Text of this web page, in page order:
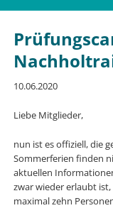
10.06.2020
Liebe Mitglieder,
nun ist es offiziell, die
Sommerferien finden
aktuellen
zwar wieder erlaubt
maximal zehn